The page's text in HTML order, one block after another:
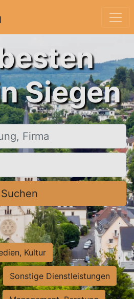
Siegen
Suchen
Kultur
Sonstige Dienstleistungen